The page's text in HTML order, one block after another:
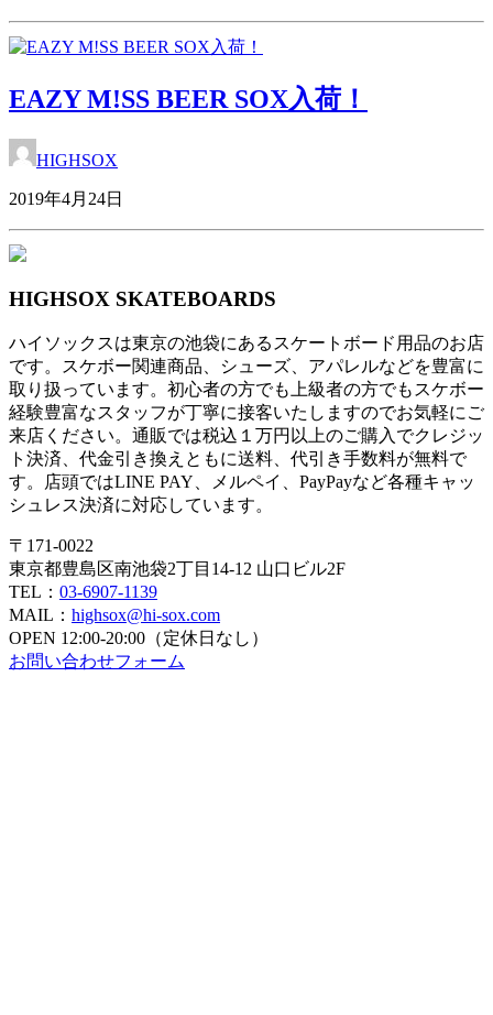
EAZY M!SS BEER SOX入荷！
HIGHSOX
2019年4月24日
HIGHSOX SKATEBOARDS
ハイソックスは東京の池袋にあるスケートボード用品のお店
です。スケボー関連商品、シューズ、アパレルなどを豊富に
取り扱っています。初心者の方でも上級者の方でもスケボー
経験豊富なスタッフが丁寧に接客いたしますのでお気軽にご
来店ください。通販では税込１万円以上のご購入でクレジッ
ト決済、代金引き換えともに送料、代引き手数料が無料で
す。店頭ではLINE PAY、メルペイ、PayPayなど各種キャッ
シュレス決済に対応しています。
〒171-0022
東京都豊島区南池袋2丁目14-12 山口ビル2F
TEL： 03-6907-1139
MAIL： highsox@hi-sox.com
OPEN 12:00-20:00（定休日なし）
お問い合わせフォーム